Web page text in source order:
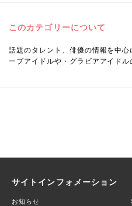
このカテゴリーについて
話題のタレント、俳優の情報を中
ープアイドルや・グラビアアイドル
サイトインフォメーション
お知らせ